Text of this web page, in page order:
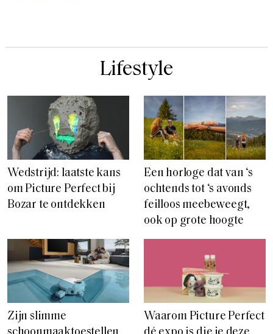
Lifestyle
Wedstrijd: laatste kans
om Picture Perfect bij
Bozar te ontdekken
Een horloge dat van ‘s
ochtends tot ‘s avonds
feilloos meebeweegt,
ook op grote hoogte
Zijn slimme
Waarom Picture Perfect